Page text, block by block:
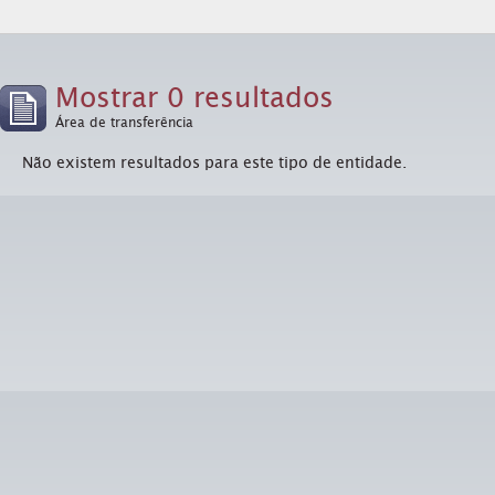
Mostrar 0 resultados
Área de transferência
Não existem resultados para este tipo de entidade.